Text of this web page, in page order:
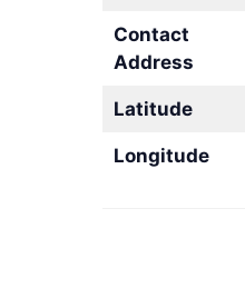
Contact
Address
Latitude
Longitude